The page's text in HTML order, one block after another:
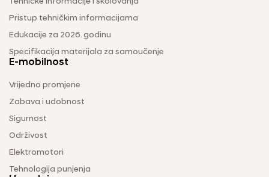
Pristup tehničkim informacijama
Edukacije za 2026. godinu
Specifikacija materijala za samoučenje
E-mobilnost
Vrijedno promjene
Zabava i udobnost
Sigurnost
Održivost
Elektromotori
Tehnologija punjenja